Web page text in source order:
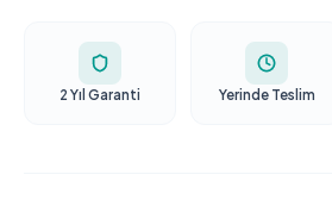
2 Yıl Garanti Yerinde Teslim